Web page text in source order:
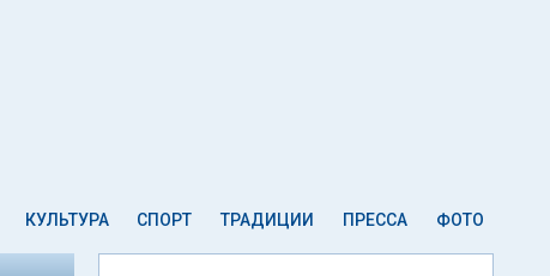
КУЛЬТУРА СПОРТ ТРАДИЦИИ ПРЕССА ФОТО